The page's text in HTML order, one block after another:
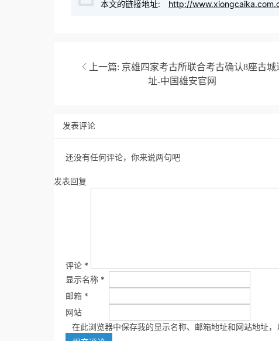
本文的链接地址:
http://
上一篇: 京雄四家考古所联合考古确认8座古城
址-中国雄安官网
发表评论
还没有任何评论，你来说两句吧
发表回复
评论 *
显示名称 *
邮箱 *
网站
在此浏览器中保存我的显示名称、邮箱地址和网站地址，